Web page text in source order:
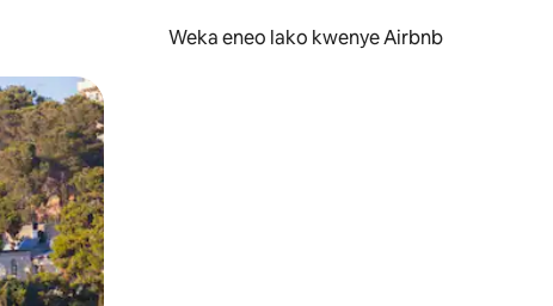
Weka eneo lako kwenye Airbnb